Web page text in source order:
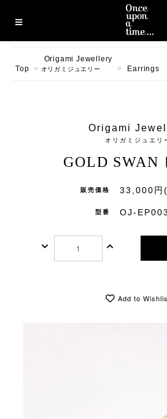
Top >
Origami Jewellery
オリガミジュエリー > Earrings
Origami
オリガミジュエリ
GOLD SWAN
販売価格 33,000円
型番 OJ-
Add to